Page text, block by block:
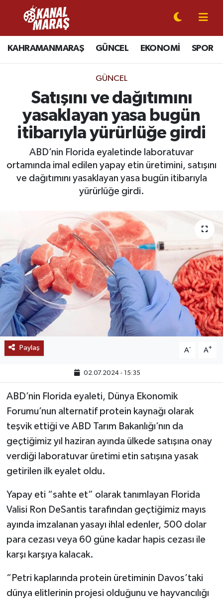
KAHRAMANMARAŞ GÜNCEL EKONOMİ SPOR
GÜNCEL
Satışını ve dağıtımını
yasaklayan yasa bugün
itibarıyla yürürlüğe girdi
ABD’nin Florida eyaletinde laboratuvar
ortamında imal edilen yapay etin üretimini, satışını
ve dağıtımını yasaklayan yasa bugün itibarıyla
yürürlüğe girdi.
Paylaş A- A+
02.07.2024 - 15:35
ABD’nin Florida eyaleti, Dünya Ekonomik
Forumu’nun alternatif protein kaynağı olarak
teşvik ettiği ve ABD Tarım Bakanlığı’nın da
geçtiğimiz yıl haziran ayında ülkede satışına onay
verdiği laboratuvar üretimi etin satışına yasak
getirilen ilk eyalet oldu.
Yapay eti “sahte et” olarak tanımlayan Florida
Valisi Ron DeSantis tarafından geçtiğimiz mayıs
ayında imzalanan yasayı ihlal edenler, 500 dolar
para cezası veya 60 güne kadar hapis cezası ile
karşı karşıya kalacak.
“Petri kaplarında protein üretiminin Davos’taki
dünya elitlerinin projesi olduğunu ve hayvancılığı
CANLI YAYIN
KAHRAMANMARAŞ
SPOR
SİYASET
EKONOMİ
MAGAZİN
SAĞLIK
EĞİTİM
BÖLGE
KEŞFET
POPÜLER
TREND
OTOMOTİV
TEKNOLOJİ
YAŞAM
KÜLTÜR SANAT
Kahramanmaraş Nöbetçi Eczaneler
Kahramanmaraş Hava Durumu
Kahramanmaraş Trafik Yoğunluk Haritası
Süper Lig Puan Durumu ve Fikstür
Tüm Manşetler
Son Dakika Haberleri
Haber Arşivi